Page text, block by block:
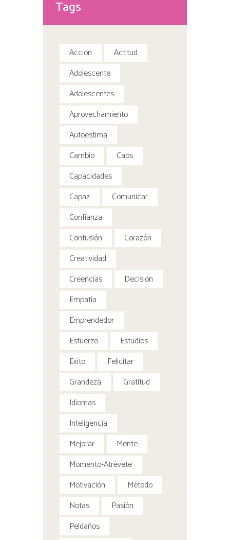
Tags
Acción
Actitud
Adolescente
Adolescentes
Aprovechamiento
Autoestima
Cambio
Caos
Capacidades
Capaz
Comunicar
Confianza
Confusión
Corazón
Creatividad
Creencias
Decisión
Empatía
Emprendedor
Esfuerzo
Estudios
Exito
Felicitar
Grandeza
Gratitud
Idiomas
Inteligencia
Mejorar
Mente
Momento-Atrévete
Motivación
Método
Notas
Pasión
Peldaños